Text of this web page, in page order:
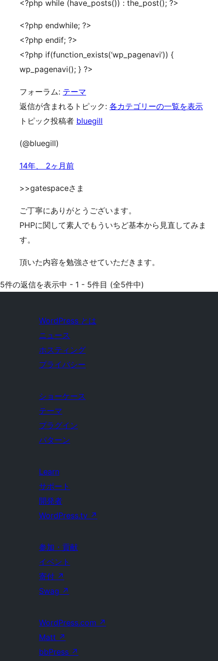
<?php while (have_posts()) : the_post(); ?>
<?php endwhile; ?>
<?php endif; ?>
<?php if(function_exists(‘wp_pagenavi’)) {
wp_pagenavi(); } ?>
フォーラム: テーマ
返信が含まれるトピック: 各カテゴリーの一覧を表示
トピック投稿者 bluegill
(@bluegill)
14年、 2ヶ月前
>>gatespaceさま
ご丁寧にありがとうございます。
PHPに関して素人でもういちど基本から見直してみま
す。
頂いた内容を勉強させていただきます。
5件の返信を表示中 - 1 - 5件目 (全5件中)
WordPress とは
ニュース
ホスティング
プライバシー
ショーケース
テーマ
プラグイン
パターン
Learn
サポート
開発者
WordPress.tv ↗
参加・貢献
イベント
寄付 ↗
Swag ↗
WordPress.com ↗
Matt ↗
bbPress ↗